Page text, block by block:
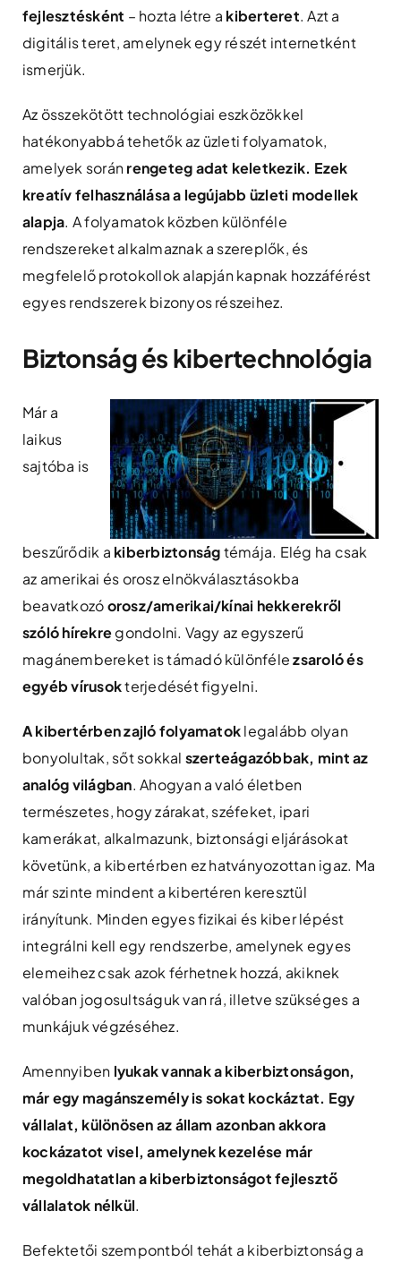
fejlesztésként – hozta létre a kiberteret. Azt a
digitális teret, amelynek egy részét internetként
ismerjük.
Az összekötött technológiai eszközökkel
hatékonyabbá tehetők az üzleti folyamatok,
amelyek soránrengeteg adat keletkezik. Ezek
kreatív felhasználása a legújabb üzleti modellek
alapja. A folyamatok közben különféle
rendszereket alkalmaznak a szereplők, és
megfelelő protokollok alapján kapnak hozzáférést
egyes rendszerek bizonyos részeihez.
Biztonság és kibertechnológia
Már a
laikus
sajtóba is
beszűrődik a kiberbiztonságtémája. Elég ha csak
az amerikai és orosz elnökválasztásokba
beavatkozóorosz/amerikai/kínai hekkerekről
szóló hírekregondolni. Vagy az egyszerű
magánembereket is támadó különfélezsaroló és
egyéb vírusokterjedését figyelni.
A kibertérben zajló folyamatoklegalább olyan
bonyolultak, sőt sokkal szerteágazóbbak, mint az
analóg világban. Ahogyan a való életben
természetes, hogy zárakat, széfeket, ipari
kamerákat, alkalmazunk, biztonsági eljárásokat
követünk, a kibertérben ez hatványozottan igaz. Ma
már szinte mindent a kibertéren keresztül
irányítunk. Minden egyes fizikai és kiber lépést
integrálni kell egy rendszerbe, amelynek egyes
elemeihez csak azok férhetnek hozzá, akiknek
valóban jogosultságuk van rá, illetve szükséges a
munkájuk végzéséhez.
Amennyiben lyukak vannak a kiberbiztonságon,
már egy magánszemély is sokat kockáztat. Egy
vállalat, különösen az állam azonban akkora
kockázatot visel, amelynek kezelése már
megoldhatatlan a kiberbiztonságot fejlesztő
vállalatok nélkül.
Befektetői szempontból tehát a kiberbiztonság a